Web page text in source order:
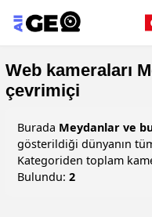
Web kameraları
çevrimiçi
Burada Meydanlar ve
gösterildiği dünyanın
Kategoriden toplam
Bulundu: 2